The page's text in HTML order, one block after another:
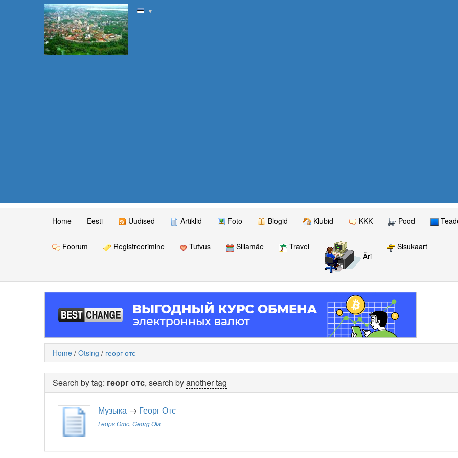
▼
Home Eesti Uudised Artiklid Foto Blogid Klubid KKK Pood
Foorum Registreerimine Tutvus Sillamäe
Travel
Äri
Sisukaart
Home / Otsing / георг отс
Search by tag: георг отс, search byanother tag
Музыка → Георг Отс
Георг Отс, Georg Ots